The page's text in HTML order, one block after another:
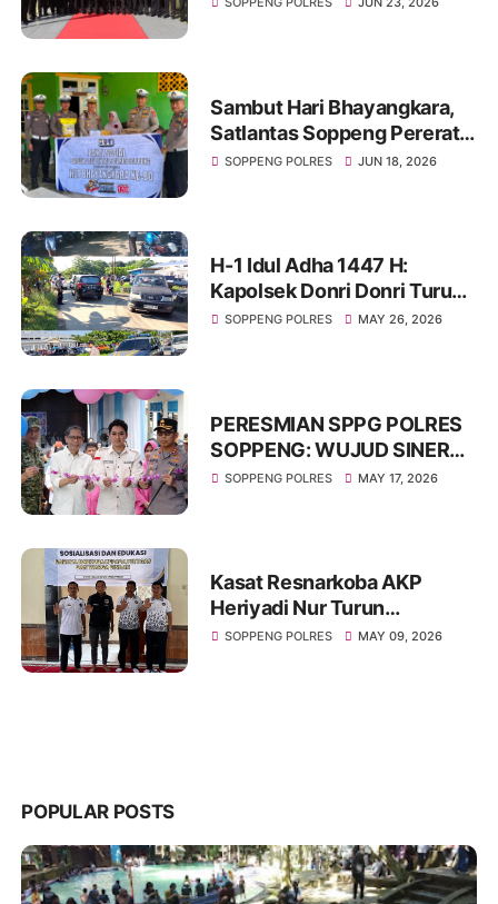
Sambut Hari Bhayangkara,
Satlantas Soppeng Pererat
Silaturahmi Lewat Berbagi
SOPPENG POLRES JUN 18, 2026
H-1 Idul Adha 1447 H:
Kapolsek Donri Donri Turun
Langsung Amankan Pasar
SOPPENG POLRES MAY 26, 2026
PERESMIAN SPPG POLRES
SOPPENG: WUJUD SINERGI
KUAT DUKUNG KETAHANAN
SOPPENG POLRES MAY 17, 2026
Kasat Resnarkoba AKP
Heriyadi Nur Turun
Langsung Edukasi Bahaya
SOPPENG POLRES MAY 09, 2026
POPULAR POSTS